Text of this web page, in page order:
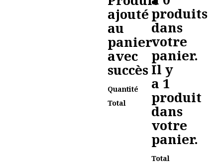
ajouté
au
panier
avec
succès
Quantité
Total
produits
dans
votre
panier.
Il y
a 1
produit
dans
votre
panier.
Total